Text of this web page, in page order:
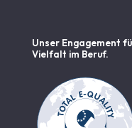
Unser Engagement
Vielfalt im Beruf.